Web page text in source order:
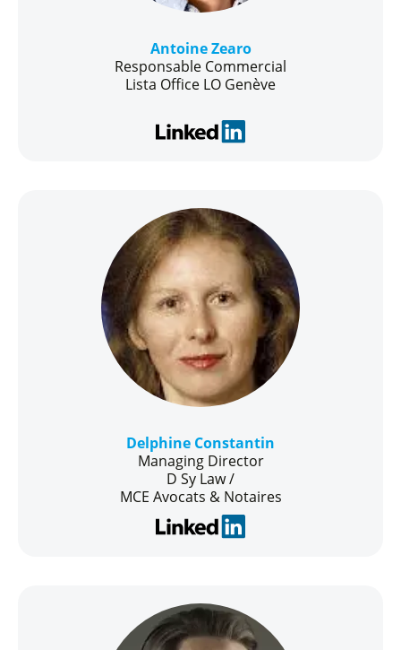
Antoine Zearo
Responsable Commercial
Lista Office LO Genève
Delphine Constantin
Managing Director
D Sy Law /
MCE Avocats & Notaires